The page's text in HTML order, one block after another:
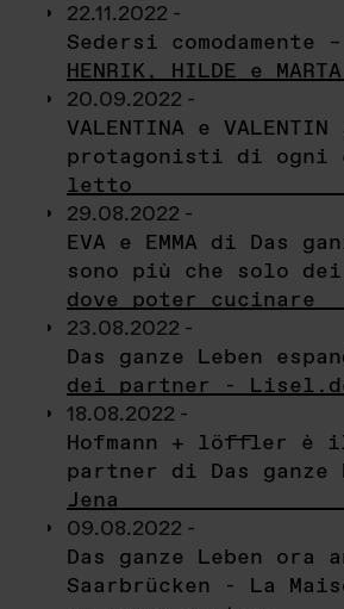
22.11.2022 -
Sedersi comodamente –
HENRIK, HILDE e MARTA
20.09.2022 -
VALENTINA e
protagonisti di ogni
letto
29.08.2022 -
EVA e EMMA di Das
sono più che solo
dove poter cucinare
23.08.2022 -
Das ganze Leben
dei partner -
18.08.2022 -
Hofmann + löffler è
partner di Das ganze
Jena
09.08.2022 -
Das ganze Leben ora
Saarbrücken - La